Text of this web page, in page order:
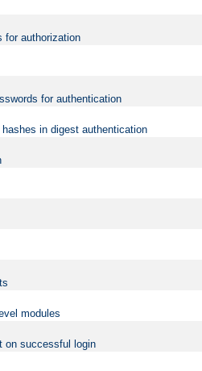
for authorization
for authentication
in digest authentication
modules
on successful login